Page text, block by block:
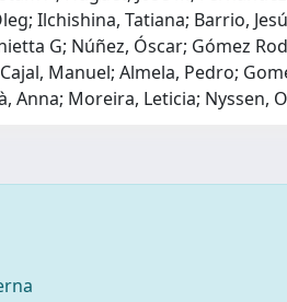
Ilchishina, Tatiana; Barrio,
G; Núñez, Óscar; Gómez
Manuel; Almela, Pedro;
Anna; Moreira, Leticia;